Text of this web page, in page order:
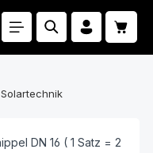
Solartechnik